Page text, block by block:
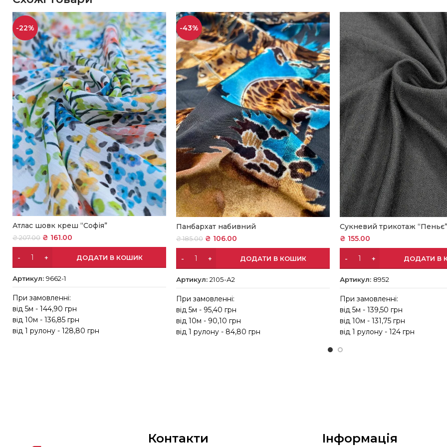
-22%
Атлас шовк креш “Софія”
₴207.00 ₴ 161.00
ДОДАТИ В КОШИК
Артикул:9662-1
При замовленні:
від 5м - 144,90 грн
від 10м - 136,85 грн
від 1 рулону - 128,80 грн
-43%
Панбархат набивний
₴185.00 ₴ 106.00
ДОДАТИ В КОШИК
Артикул:2105-А2
При замовленні:
від 5м - 95,40 грн
від 10м - 90,10 грн
від 1 рулону - 84,80 грн
Сукневий трикотаж
₴ 155.00
ДОДАТИ В
Артикул: 8952
При замовленні:
від 5м - 139,50 грн
від 10м - 131,75 грн
від 1 рулону - 124 грн
Контакти Інформація